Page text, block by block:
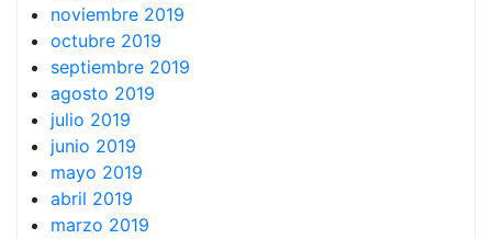
noviembre 2019
octubre 2019
septiembre 2019
agosto 2019
julio 2019
junio 2019
mayo 2019
abril 2019
marzo 2019